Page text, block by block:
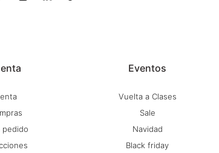
pedido
Eventos
Vuelta a Clases
Sale
Navidad
Black friday